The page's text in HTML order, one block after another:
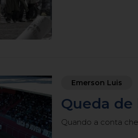
Emerson Luis
Queda de
Quando a conta